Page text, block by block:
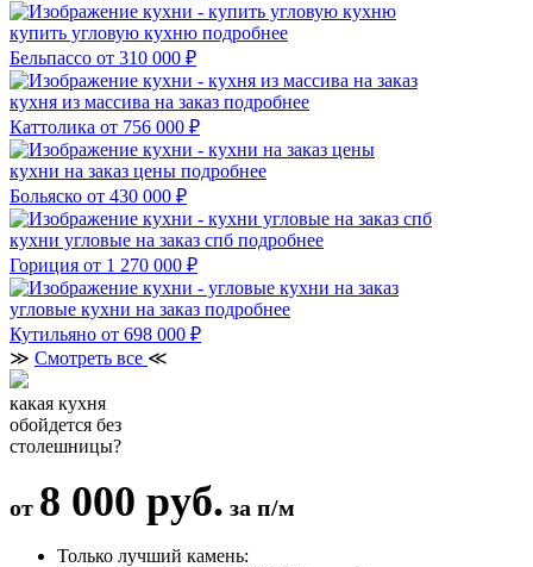
купить угловую кухню подробнее
Бельпассо от 310 000 ₽
кухня из массива на заказ подробнее
Каттолика от 756 000 ₽
кухни на заказ цены подробнее
Больяско от 430 000 ₽
кухни угловые на заказ спб подробнее
Гориция от 1 270 000 ₽
угловые кухни на заказ подробнее
Кутильяно от 698 000 ₽
≫ Смотреть все ≪
какая кухня
обойдется без
столешницы?
от 8 000 руб. за п/м
Только лучший камень: